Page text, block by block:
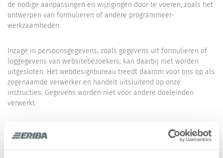
de nodige aanpassingen en wijzigingen door te voeren, zoals het
ontwerpen van formulieren of andere programmeer-
werkzaamheden.
Inzage in persoonsgegevens, zoals gegevens uit formulieren of
loggegevens van websitebezoekers, kan daarbij niet worden
uitgesloten. Het webdesignbureau treedt daarom voor ons op als
zogenaamde verwerker en handelt uitsluitend op onze
instructies. Gegevens worden niet voor andere doeleinden
verwerkt.
Categorieën
Gebruiksgegevens (bijv. toegangstijden),